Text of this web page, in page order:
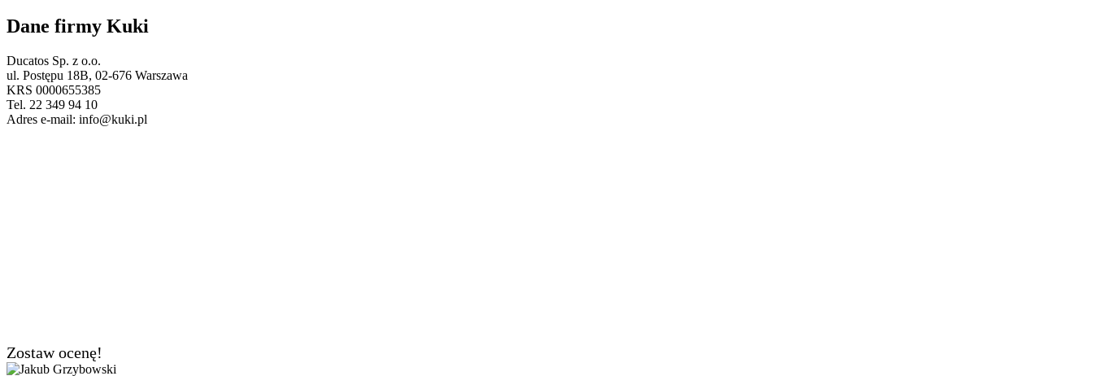
Dane firmy Kuki
Ducatos Sp. z o.o.
ul. Postępu 18B, 02-676 Warszawa
KRS 0000655385
Tel. 22 349 94 10
Adres e-mail: info@kuki.pl
Zostaw ocenę!